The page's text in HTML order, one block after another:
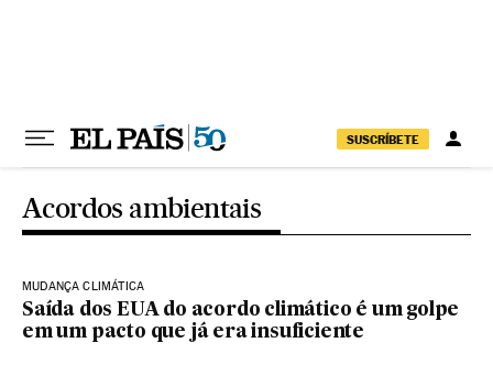
SUSCRÍBETE
Acordos ambientais
MUDANÇA CLIMÁTICA
Saída dos EUA do acordo climático é um golpe
em um pacto que já era insuficiente